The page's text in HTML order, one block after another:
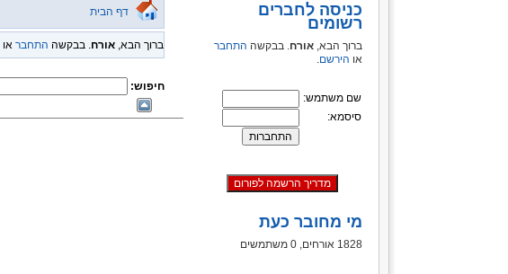
כניסה לחברים
רשומים
ברוך הבא, אורח. בבקשה התחבר
או הירשם.
שם משתמש:
סיסמא:
מי מחובר כעת
1828 אורחים, 0 משתמשים
דף הבית
ברוך הבא, אורח. בבקשה התחבר או
חיפוש: